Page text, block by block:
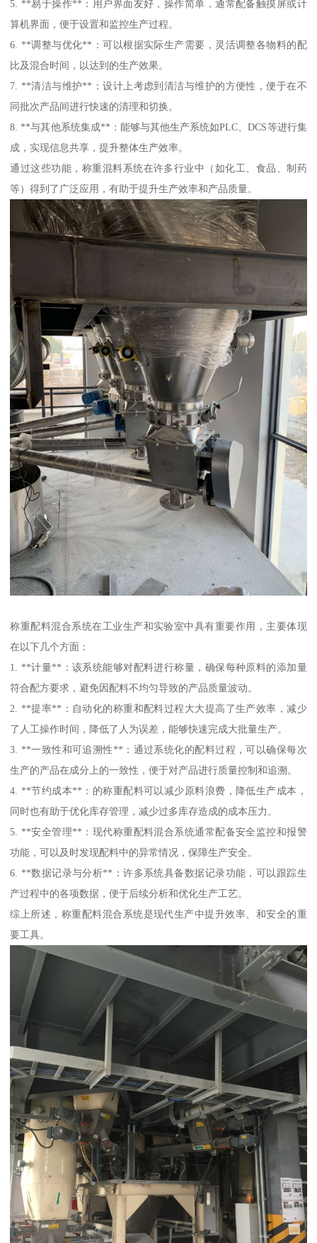
5. **易于操作**：用户界面友好，操作简单，通常配备触摸屏或计
算机界面，便于设置和监控生产过程。
6. **调整与优化**：可以根据实际生产需要，灵活调整各物料的配
比及混合时间，以达到的生产效果。
7. **清洁与维护**：设计上考虑到清洁与维护的方便性，便于在不
同批次产品间进行快速的清理和切换。
8. **与其他系统集成**：能够与其他生产系统如PLC、DCS等进行集
成，实现信息共享，提升整体生产效率。
通过这些功能，称重混料系统在许多行业中（如化工、食品、制药
等）得到了广泛应用，有助于提升生产效率和产品质量。
称重配料混合系统在工业生产和实验室中具有重要作用，主要体现
在以下几个方面：
1. **计量**：该系统能够对配料进行称量，确保每种原料的添加量
符合配方要求，避免因配料不均匀导致的产品质量波动。
2. **提率**：自动化的称重和配料过程大大提高了生产效率，减少
了人工操作时间，降低了人为误差，能够快速完成大批量生产。
3. **一致性和可追溯性**：通过系统化的配料过程，可以确保每次
生产的产品在成分上的一致性，便于对产品进行质量控制和追溯。
4. **节约成本**：的称重配料可以减少原料浪费，降低生产成本，
同时也有助于优化库存管理，减少过多库存造成的成本压力。
5. **安全管理**：现代称重配料混合系统通常配备安全监控和报警
功能，可以及时发现配料中的异常情况，保障生产安全。
6. **数据记录与分析**：许多系统具备数据记录功能，可以跟踪生
产过程中的各项数据，便于后续分析和优化生产工艺。
综上所述，称重配料混合系统是现代生产中提升效率、和安全的重
要工具。